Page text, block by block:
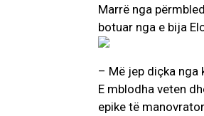
Marrë nga
botuar nga e bija
– Më jep diçka
E mblodha veten
epike të